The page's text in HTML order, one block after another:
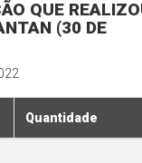
QUE
(30 DE
Quantidade